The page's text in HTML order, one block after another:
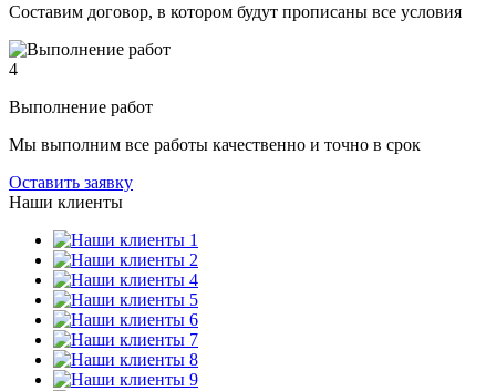
Составим договор, в котором будут прописаны все условия
4
Выполнение работ
Мы выполним все работы качественно и точно в срок
Оставить заявку
Наши клиенты